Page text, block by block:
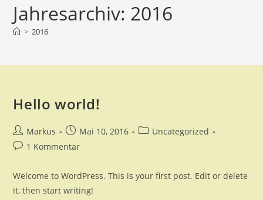
Jahresarchiv: 2016
> 2016
Hello world!
Beitrags-
Autor:
Markus
Beitrag
veröffentlicht:
Mai 10, 2016
Beitrags-
Uncategorized
Beitrags-
1 Kommentar
Welcome to WordPress. This is your first post. Edit or delete
it, then start writing!